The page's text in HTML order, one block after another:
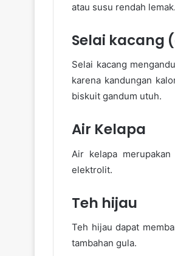
atau susu rendah
Selai kacang
Selai kacang
karena kandungan
biskuit gandum utuh.
Air Kelapa
Air kelapa
elektrolit.
Teh hijau
Teh hijau dapat
tambahan gula.